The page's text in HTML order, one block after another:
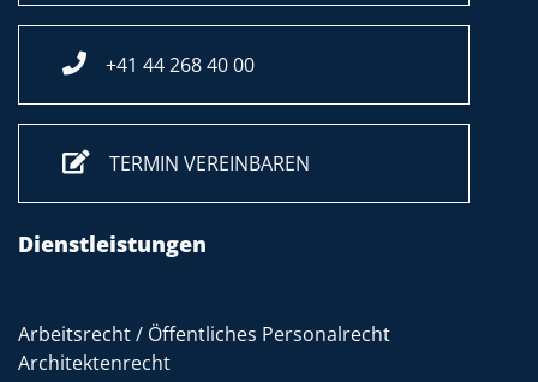
+41 44 268 40 00
TERMIN VEREINBAREN
Dienstleistungen
Arbeitsrecht / Öffentliches Personalrecht
Architektenrecht